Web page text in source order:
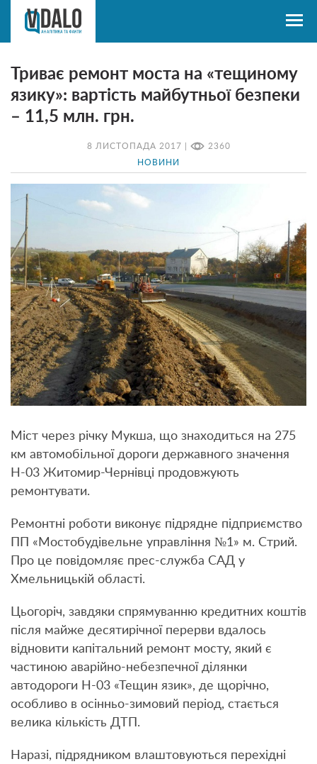
8 ЛИСТОПАДА 2017 | 2360
НОВИНИ
Триває ремонт моста на «тещиному
язику»: вартість майбутньої безпеки
– 11,5 млн. грн.
Міст через річку Мукша, що знаходиться на 275
км автомобільної дороги державного значення
Н-03 Житомир-Чернівці продовжують
ремонтувати.
Ремонтні роботи виконує підрядне підприємство
ПП «Мостобудівельне управління №1» м. Стрий.
Про це повідомляє прес-служба САД у
Хмельницькій області.
Цьогоріч, завдяки спрямуванню кредитних коштів
після майже десятирічної перерви вдалось
відновити капітальний ремонт мосту, який є
частиною аварійно-небезпечної ділянки
автодороги Н-03 «Тещин язик», де щорічно,
особливо в осінньо-зимовий період, стається
велика кількість ДТП.
Наразі, підрядником влаштовуються перехідні